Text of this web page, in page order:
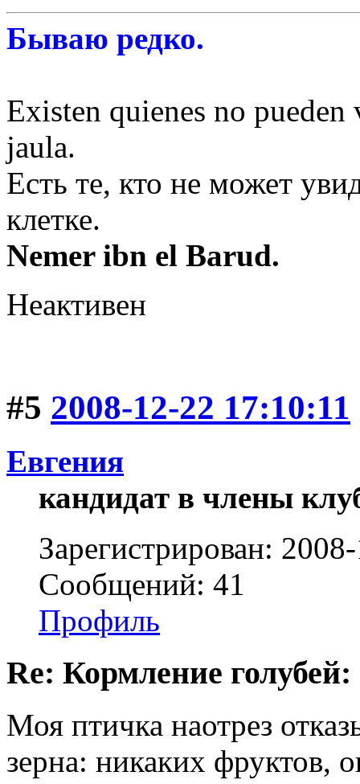
Бываю редко.
Existen quienes no
jaula.
Есть те, кто не может
клетке.
Nemer ibn el Barud.
Неактивен
#5 2008-12-22 17:10:11
Евгения
кандидат в члены
Зарегистрирован:
Сообщений: 41
Профиль
Re: Кормление
Моя птичка наотрез
зерна: никаких фруктов,